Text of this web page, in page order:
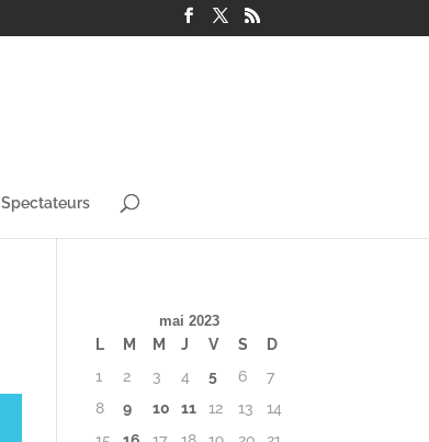
Spectateurs
mai 2023
L M M J V S
D
1
2 3 4 5 6
7
8
9 10 11 12 13
14